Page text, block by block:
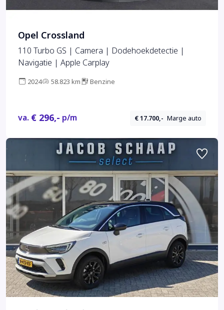
Opel Crossland
110 Turbo GS | Camera | Dodehoekdetectie |
Navigatie | Apple Carplay
2024 58.823 km Benzine
va. € 296,- p/m € 17.700,- Marge auto